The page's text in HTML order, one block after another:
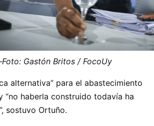
Foto: Gastón Britos / FocoUy
alternativa” para el abastecimiento
“no haberla construido todavía ha
sostuvo Ortuño.